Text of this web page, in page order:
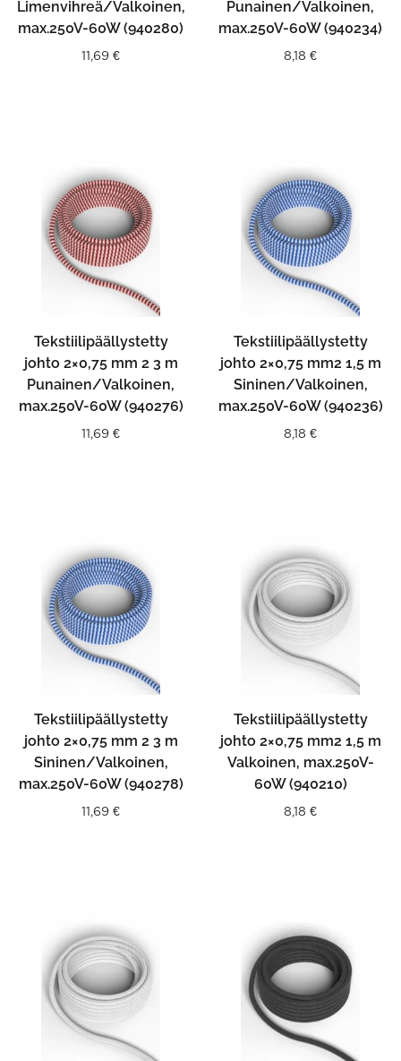
Limenvihreä/Valkoinen,
max.250V-60W (940280)
11,69 €
Punainen/Valkoinen,
max.250V-60W (940234)
8,18 €
Tekstiilipäällystetty
johto 2×0,75 mm 2 3 m
Punainen/Valkoinen,
max.250V-60W (940276)
11,69 €
Tekstiilipäällystetty
johto 2×0,75 mm2 1,5 m
Sininen/Valkoinen,
max.250V-60W (940236)
8,18 €
Tekstiilipäällystetty
johto 2×0,75 mm 2 3 m
Sininen/Valkoinen,
max.250V-60W (940278)
11,69 €
Tekstiilipäällystetty
johto 2×0,75 mm2 1,5 m
Valkoinen, max.250V-
60W (940210)
8,18 €